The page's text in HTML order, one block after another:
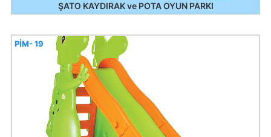
ŞATO KAYDIRAK ve POTA OYUN PARKI
PİM- 19